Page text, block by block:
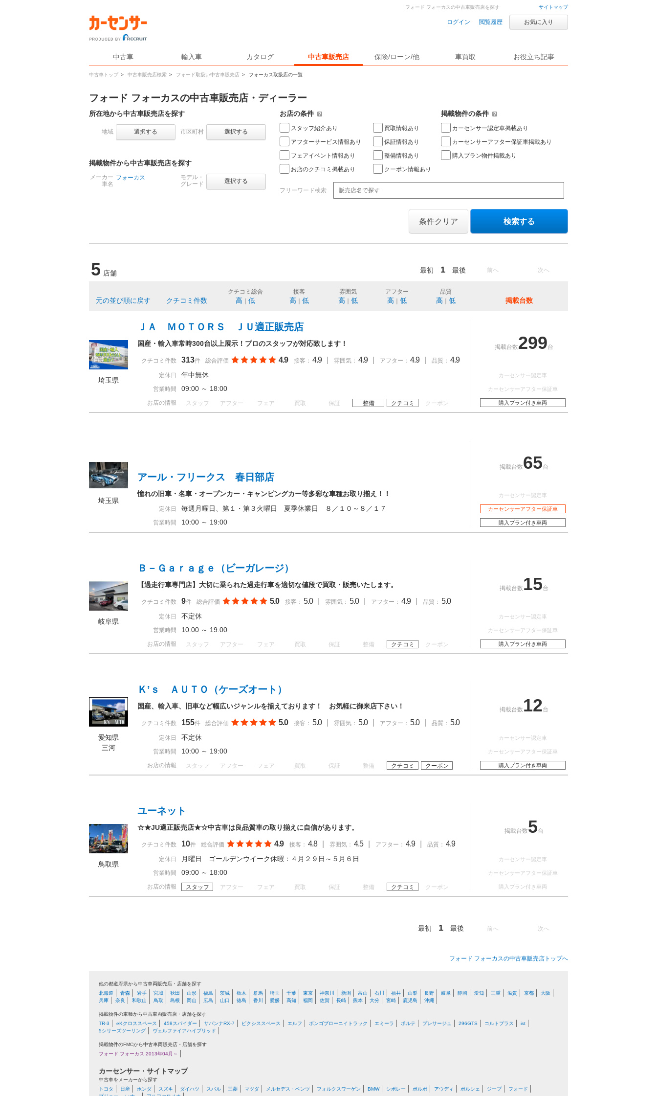
サイトマップ
ログイン 閲覧履歴 お気に入り
中古車 輸入車 カタログ 中古車販売店 保険/ローン/他 車買取 お役立ち記事
中古車トップ > 中古車販売店検索 > フォード取扱い中古車販売店 > フォーカス取扱店の一覧
フォード フォーカスの中古車販売店を探す
フォード フォーカスの中古車販売店・ディーラー
所在地から中古車販売店を探す
地域 選択する 市区町村 選択する
掲載物件から中古車販売店を探す
メーカー
車名
フォーカス
モデル・
グレード
選択する
お店の条件
スタッフ紹介あり
アフターサービス情報あり
フェアイベント情報あり
お店のクチコミ掲載あり
買取情報あり
保証情報あり
整備情報あり
クーポン情報あり
掲載物件の条件
カーセンサー認定車掲載あり
カーセンサーアフター保証車掲載あり
購入プラン物件掲載あり
フリーワード検索
条件クリア 検索する
5 店舗 前へ 次へ
最初 1 最後
元の並び順に戻す クチコミ件数
クチコミ総合
高 低
接客
高 低
雰囲気
高 低
アフター
高 低
品質
高 低 掲載台数
埼玉県
ＪＡ ＭＯＴＯＲＳ ＪＵ適正販売店
国産・輸入車常時300台以上展示！プロのスタッフが対応致します！
クチコミ件数 313件 総合評価 4.9 接客： 4.9 雰囲気： 4.9 アフター： 4.9 品質： 4.9
定休日 年中無休
営業時間 09:00 ～ 18:00
お店の情報 スタッフ アフター フェア 買取 保証 整備 クチコミ クーポン
掲載台数299台
カーセンサー認定車
カーセンサーアフター保証車
購入プラン付き車両
埼玉県
アール・フリークス 春日部店
憧れの旧車・名車・オープンカー・キャンピングカー等多彩な車種お取り揃え！！
定休日 毎週月曜日、第１・第３火曜日 夏季休業日 ８／１０～８／１７
営業時間 10:00 ～ 19:00
掲載台数65台
カーセンサー認定車
カーセンサーアフター保証車
購入プラン付き車両
岐阜県
Ｂ－Ｇａｒａｇｅ（ビーガレージ）
【過走行車専門店】大切に乗られた過走行車を適切な値段で買取・販売いたします。
クチコミ件数 9件 総合評価 5.0 接客： 5.0 雰囲気： 5.0 アフター： 4.9 品質： 5.0
定休日 不定休
営業時間 10:00 ～ 19:00
お店の情報 スタッフ アフター フェア 買取 保証 整備 クチコミ クーポン
掲載台数 15台
カーセンサー認定車
カーセンサーアフター保証車
購入プラン付き車両
愛知県
三河
Ｋ’ｓ ＡＵＴＯ（ケーズオート）
国産、輸入車、旧車など幅広いジャンルを揃えております！ お気軽に御来店下さい！
クチコミ件数 155件 総合評価 5.0 接客： 5.0 雰囲気： 5.0 アフター： 5.0 品質： 5.0
定休日 不定休
営業時間 10:00 ～ 19:00
お店の情報 スタッフ アフター フェア 買取 保証 整備 クチコミ クーポン
掲載台数 12台
カーセンサー認定車
カーセンサーアフター保証車
購入プラン付き車両
鳥取県
ユーネット
☆★JU適正販売店★☆中古車は良品質車の取り揃えに自信があります。
クチコミ件数 10件 総合評価 4.9 接客： 4.8 雰囲気： 4.5 アフター： 4.9 品質： 4.9
定休日 月曜日 ゴールデンウイーク休暇：４月２９日～５月６日
営業時間 09:00 ～ 18:00
お店の情報 スタッフ アフター フェア 買取 保証 整備 クチコミ クーポン
掲載台数5台
カーセンサー認定車
カーセンサーアフター保証車
購入プラン付き車両
最初 1 最後 前へ 次へ
フォード フォーカスの中古車販売店トップへ
他の都道府県から中古車両販売店・店舗を探す
北海道
青森 岩手 宮城 秋田 山形 福島 茨城 栃木 群馬 埼玉 千葉 東京 神奈川 新潟 富山 石川 福井 山梨 長野 岐阜 静岡 愛知 三重 滋賀 京都
大阪
兵庫
奈良 和歌山 鳥取 島根 岡山 広島 山口 徳島 香川 愛媛 高知 福岡 佐賀 長崎 熊本 大分 宮崎 鹿児島 沖縄
掲載物件の車種から中古車両販売店・店舗を探す
TR-3
eKクロススペース 458スパイダー サバンナRX-7 ピクシススペース エルフ ボンゴブローニイトラック エミーラ ポルテ プレサージュ 296GTS コルトプラス
ist
5シリーズツーリング
ヴェルファイアハイブリッド
掲載物件のFMCから中古車両販売店・店舗を探す
フォード フォーカス 2013年04月～
カーセンサー・サイトマップ
中古車をメーカーから探す
トヨタ
日産 ホンダ スズキ ダイハツ スバル 三菱 マツダ メルセデス・ベンツ フォルクスワーゲン BMW シボレー ボルボ アウディ ポルシェ ジープ
フォード